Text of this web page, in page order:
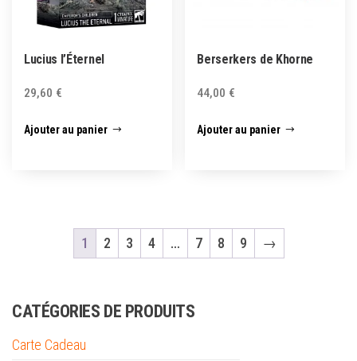
Lucius l’Éternel
29,60 €
Ajouter au panier
Berserkers de Khorne
44,00 €
Ajouter au panier
1 2 3 4 … 7 8 9 →
CATÉGORIES DE PRODUITS
Carte Cadeau